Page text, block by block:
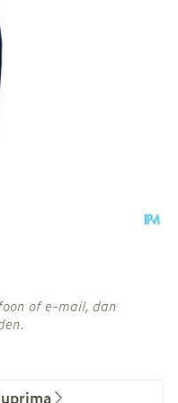
of e-mail, dan